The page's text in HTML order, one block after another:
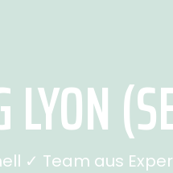
LYON
✓ Team aus